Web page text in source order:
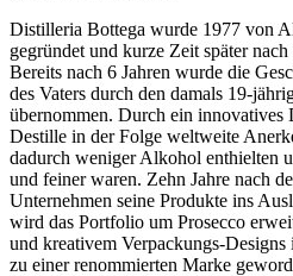
Distilleria Bottega wurde 1977 von
gegründet und kurze Zeit später
Bereits nach 6 Jahren wurde die
des Vaters durch den damals 19-
übernommen. Durch ein innovatives
Destille in der Folge weltweite
dadurch weniger Alkohol enthielten
und feiner waren. Zehn Jahre nach
Unternehmen seine Produkte ins
wird das Portfolio um Prosecco
und kreativem Verpackungs-
zu einer renommierten Marke